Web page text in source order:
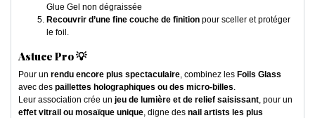
Glue Gel non dégraissée
Recouvrir d’une fine couche de finition pour sceller et protéger
le foil.
Astuce Pro 💡
Pour un rendu encore plus spectaculaire, combinez les Foils Glass
avec des paillettes holographiques ou des micro-billes.
Leur association crée un jeu de lumière et de relief saisissant, pour un
effet vitrail ou mosaïque unique, digne des nail artists les plus